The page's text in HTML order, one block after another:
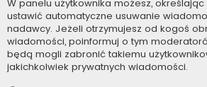
W panelu użytkownika możesz,
ustawić automatyczne usuwanie
nadawcy. Jeżeli otrzymujesz od kogoś
wiadomości, poinformuj o tym
będą mogli zabronić takiemu
jakichkolwiek prywatnych wiadomości.